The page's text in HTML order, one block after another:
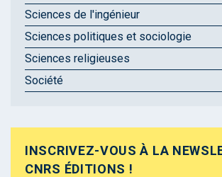
Sciences de l'ingénieur
Sciences politiques et sociologie
Sciences religieuses
Société
INSCRIVEZ-VOUS À LA
CNRS ÉDITIONS !